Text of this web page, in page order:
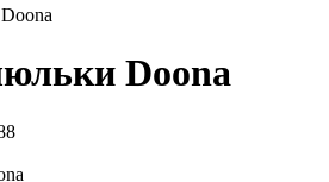
Doona